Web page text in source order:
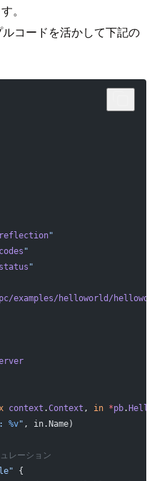
。
コードを活かして下記の
reflection"
"
"
examples/helloworld/
context .Context , in *pb.
%v" , in.Name)
レーション
{